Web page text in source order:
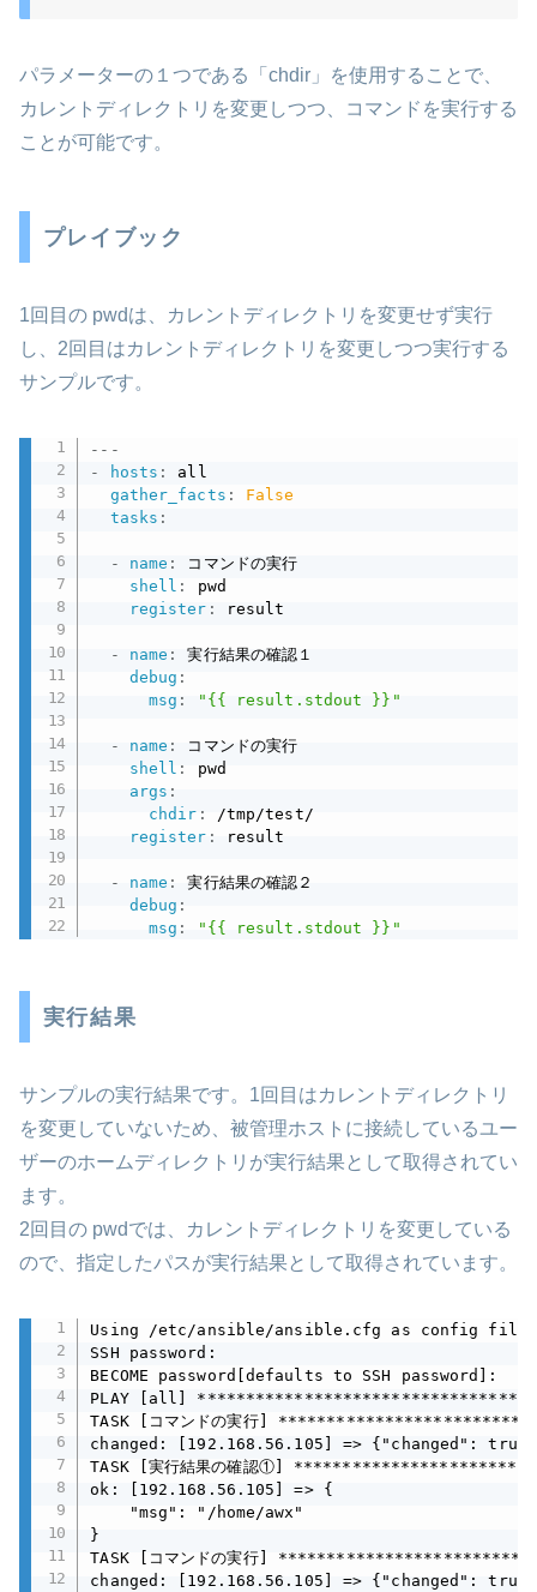
パラメーターの１つである「chdir」を使用することで、
カレントディレクトリを変更しつつ、コマンドを実行する
ことが可能です。
プレイブック
1回目の pwdは、カレントディレクトリを変更せず実行
し、2回目はカレントディレクトリを変更しつつ実行する
サンプルです。
---
-
hosts :
all
gather_facts :
False
tasks :
- name :
コマンドの実行
shell :
pwd
register : result
- name :
実行結果の確認１
debug :
msg : "{{ result.stdout }}"
- name :
コマンドの実行
shell :
pwd
args :
chdir :
/tmp/test/
register : result
- name :
実行結果の確認２
debug :
msg : "{{ result.stdout }}"
実行結果
サンプルの実行結果です。1回目はカレントディレクトリ
を変更していないため、被管理ホストに接続しているユー
ザーのホームディレクトリが実行結果として取得されてい
ます。
2回目の pwdでは、カレントディレクトリを変更している
ので、指定したパスが実行結果として取得されています。
Using /etc/ansible/ansible.cfg as config file
SSH password:
BECOME password[defaults to SSH password]:
PLAY [all]
TASK [コマンドの実行]
changed: [192.168.56.105] => {"changed":
TASK [実行結果の確認①]
ok: [192.168.56.105] => {
    "msg": "/home/awx"
}
TASK [コマンドの実行]
changed: [192.168.56.105] => {"changed":